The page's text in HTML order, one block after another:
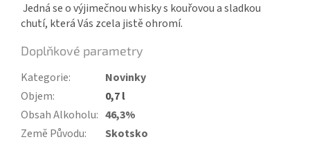
Jedná se o výjimečnou whisky s kouřovou a sladkou
chutí, která Vás zcela jistě ohromí.
Doplňkové parametry
Kategorie:
Novinky
Objem:
0,7 l
Obsah Alkoholu: 46,3%
Země Původu:
Skotsko